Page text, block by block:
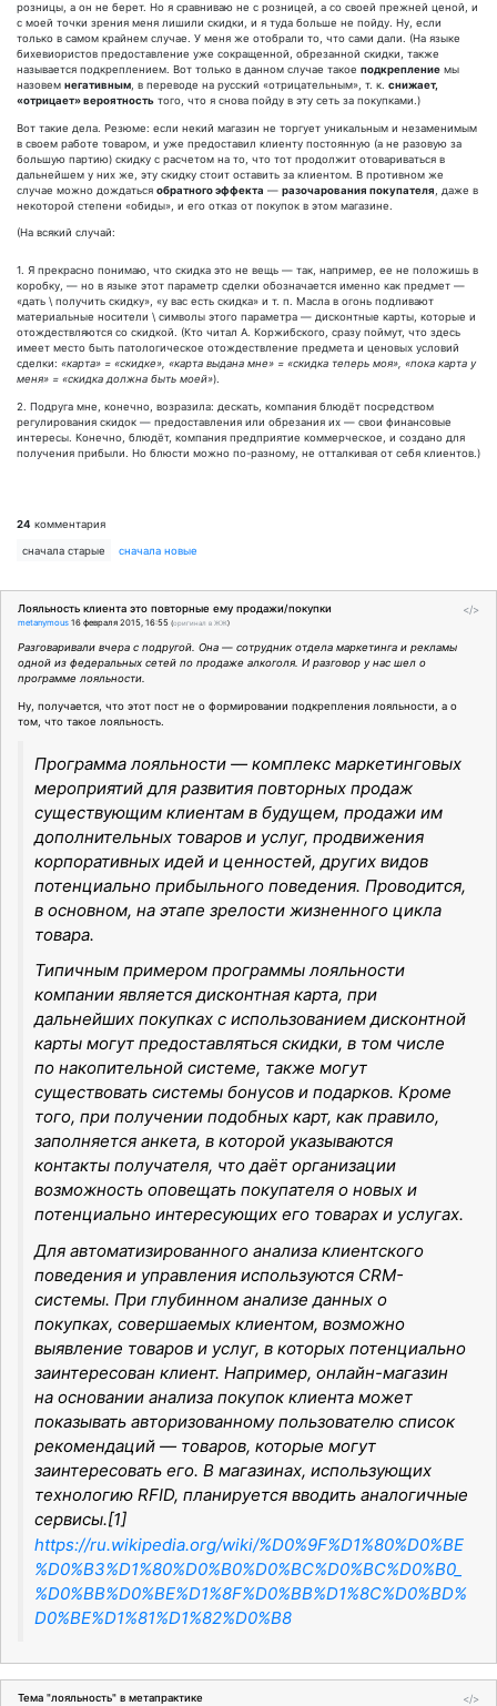
розницы, а он не берет. Но я сравниваю не с розницей, а со своей прежней ценой, и
с моей точки зрения меня лишили скидки, и я туда больше не пойду. Ну, если
только в самом крайнем случае. У меня же отобрали то, что сами дали. (На языке
бихевиористов предоставление уже сокращенной, обрезанной скидки, также
называется подкреплением. Вот только в данном случае такое подкрепление мы
назовем негативным , в переводе на русский «отрицательным», т. к. снижает,
«отрицает» вероятность того, что я снова пойду в эту сеть за покупками.)
Вот такие дела. Резюме: если некий магазин не торгует уникальным и незаменимым
в своем работе товаром, и уже предоставил клиенту постоянную (а не разовую за
большую партию) скидку с расчетом на то, что тот продолжит отовариваться в
дальнейшем у них же, эту скидку стоит оставить за клиентом. В противном же
случае можно дождаться обратного эффекта — разочарования покупателя , даже в
некоторой степени «обиды», и его отказ от покупок в этом магазине.
(На всякий случай:
1. Я прекрасно понимаю, что скидка это не вещь — так, например, ее не положишь в
коробку, — но в языке этот параметр сделки обозначается именно как предмет —
«дать \ получить скидку», «у вас есть скидка» и т. п. Масла в огонь подливают
материальные носители \ символы этого параметра — дисконтные карты, которые и
отождествляются со скидкой. (Кто читал А. Коржибского, сразу поймут, что здесь
имеет место быть патологическое отождествление предмета и ценовых условий
сделки: «карта» = «скидке», «карта выдана мне» = «скидка теперь моя», «пока карта у
меня» = «скидка должна быть моей»).
2. Подруга мне, конечно, возразила: дескать, компания блюдёт посредством
регулирования скидок — предоставления или обрезания их — свои финансовые
интересы. Конечно, блюдёт, компания предприятие коммерческое, и создано для
получения прибыли. Но блюсти можно по-разному, не отталкивая от себя клиентов.)
24 комментария
сначала старые сначала новые
</>
Лояльность клиента это повторные ему продажи/покупки
metanymous 16 февраля 2015, 16:55 (оригинал в ЖЖ)
Разговаривали вчера с подругой. Она — сотрудник отдела маркетинга и рекламы
одной из федеральных сетей по продаже алкоголя. И разговор у нас шел о
программе лояльности.
Ну, получается, что этот пост не о формировании подкрепления лояльности, а о
том, что такое лояльность.
Программа лояльности — комплекс маркетинговых
мероприятий для развития повторных продаж
существующим клиентам в будущем, продажи им
дополнительных товаров и услуг, продвижения
корпоративных идей и ценностей, других видов
потенциально прибыльного поведения. Проводится,
в основном, на этапе зрелости жизненного цикла
товара.
Типичным примером программы лояльности
компании является дисконтная карта, при
дальнейших покупках с использованием дисконтной
карты могут предоставляться скидки, в том числе
по накопительной системе, также могут
существовать системы бонусов и подарков. Кроме
того, при получении подобных карт, как правило,
заполняется анкета, в которой указываются
контакты получателя, что даёт организации
возможность оповещать покупателя о новых и
потенциально интересующих его товарах и услугах.
Для автоматизированного анализа клиентского
поведения и управления используются CRM-
системы. При глубинном анализе данных о
покупках, совершаемых клиентом, возможно
выявление товаров и услуг, в которых потенциально
заинтересован клиент. Например, онлайн-магазин
на основании анализа покупок клиента может
показывать авторизованному пользователю список
рекомендаций — товаров, которые могут
заинтересовать его. В магазинах, использующих
технологию RFID, планируется вводить аналогичные
сервисы.[1]
https://ru.wikipedia.org/wiki/%D0%9F%D1%80%D0%BE
%D0%B3%D1%80%D0%B0%D0%BC%D0%BC%D0%B0_
%D0%BB%D0%BE%D1%8F%D0%BB%D1%8C%D0%BD%
D0%BE%D1%81%D1%82%D0%B8
</>
Тема "лояльность" в метапрактике